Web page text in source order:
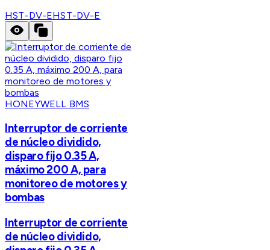
HST-DV-EHST-DV-E
HONEYWELL BMS
Interruptor de corriente
de núcleo dividido,
disparo fijo 0.35 A,
máximo 200 A, para
monitoreo de motores y
bombas
Interruptor de corriente
de núcleo dividido,